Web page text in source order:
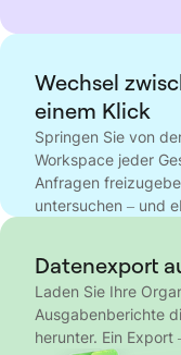
Wechsel
einem Klick
Springen Sie von
Workspace jeder
Anfragen
untersuchen – und
Datenexport
Laden Sie Ihre
Ausgabenberichte
herunter. Ein